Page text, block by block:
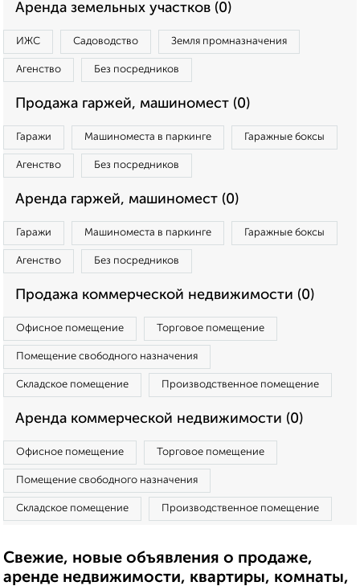
Аренда земельных участков (0)
ИЖС Садоводство Земля промназначения
Агенство Без посредников
Продажа гаржей, машиномест (0)
Гаражи Машиноместа в паркинге Гаражные боксы
Агенство Без посредников
Аренда гаржей, машиномест (0)
Гаражи Машиноместа в паркинге Гаражные боксы
Агенство Без посредников
Продажа коммерческой недвижимости (0)
Офисное помещение Торговое помещение
Помещение свободного назначения
Складское помещение Производственное помещение
Аренда коммерческой недвижимости (0)
Офисное помещение Торговое помещение
Помещение свободного назначения
Складское помещение Производственное помещение
Свежие, новые объявления о продаже,
аренде недвижимости, квартиры, комнаты,